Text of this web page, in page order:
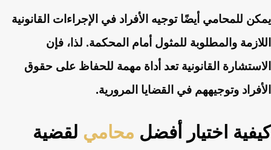
يمكن للمحامي أيضًا توجيه الأفراد في الإجراءات القانونية
اللازمة والمطلوبة للمثول أمام المحكمة. لذا، فإن
الاستشارة القانونية تعد أداة مهمة للحفاظ على حقوق
الأفراد وتوجيههم في القضايا المرورية.
كيفية اختيار أفضل محامي لقضية